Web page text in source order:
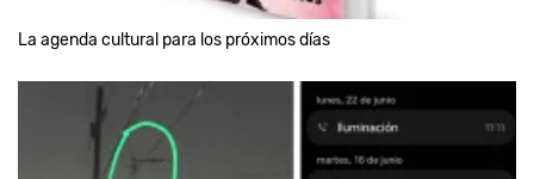
La agenda cultural para los próximos días